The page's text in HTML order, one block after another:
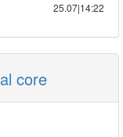
25.07|14:22
core